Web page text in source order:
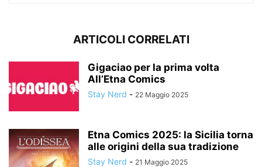
ARTICOLI CORRELATI
Gigaciao per la prima volta
All’Etna Comics
Stay Nerd - 22 Maggio 2025
Etna Comics 2025: la Sicilia torna
alle origini della sua tradizione
Stay Nerd - 21 Maggio 2025